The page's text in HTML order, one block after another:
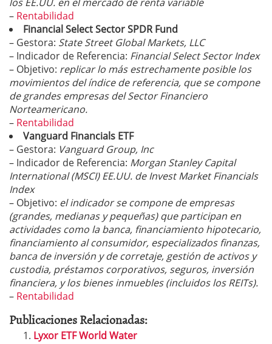
– Rentabilidad
Financial Select Sector SPDR Fund
– Gestora: State Street Global Markets, LLC
– Indicador de Referencia: Financial Select Sector Index
– Objetivo: replicar lo más estrechamente posible los
movimientos del índice de referencia, que se compone
de grandes empresas del Sector Financiero
Norteamericano.
– Rentabilidad
Vanguard Financials ETF
– Gestora: Vanguard Group, Inc
– Indicador de Referencia: Morgan Stanley Capital
International (MSCI) EE.UU. de Invest Market Financials
Index
– Objetivo: el indicador se compone de empresas
(grandes, medianas y pequeñas) que participan en
actividades como la banca, financiamiento hipotecario,
financiamiento al consumidor, especializados finanzas,
banca de inversión y de corretaje, gestión de activos y
custodia, préstamos corporativos, seguros, inversión
financiera, y los bienes inmuebles (incluidos los REITs).
– Rentabilidad
Publicaciones Relacionadas:
Lyxor ETF World Water